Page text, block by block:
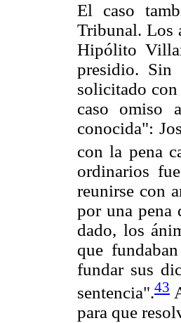
El caso
Tribunal. Los
Hipólito
presidio. Sin
solicitado con
caso omiso
conocida":
con la pena
ordinarios
reunirse con
por una pena
dado, los
que
fundar sus
sentencia".43
para que